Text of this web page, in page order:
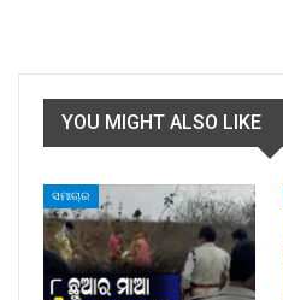
YOU MIGHT ALSO LIKE
ସମାଚାର